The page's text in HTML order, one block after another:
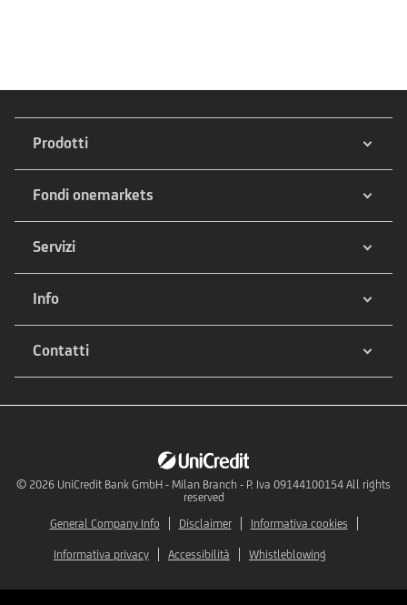
Prodotti
Fondi onemarkets
Servizi
Info
Contatti
© 2026 UniCredit Bank GmbH - Milan Branch - P. Iva 09144100154 All rights
reserved
General Company Info
Disclaimer Informativa cookies
Informativa privacy Accessibilità Whistleblowing